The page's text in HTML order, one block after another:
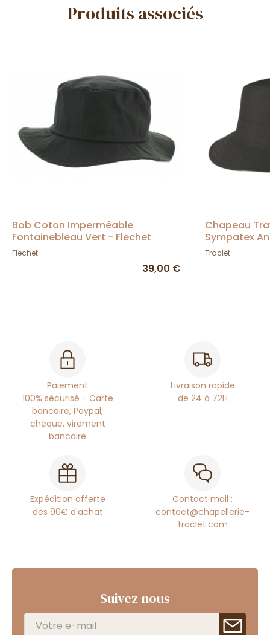
Produits associés
Bob Coton Imperméable
Fontainebleau Vert - Flechet
Flechet
39,00 €
Chapeau
Sympatex
Traclet
Paiement
100% sécurisé - Carte
bancaire, Paypal,
chèque, virement
bancaire
Livraison rapide
de 24 à 72H
Expédition offerte
dès 90€ d'achat
Contact mail :
contact@chapellerie-
traclet.com
Suivez nous